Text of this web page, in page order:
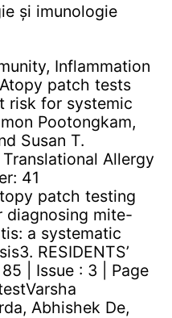
și imunologie
Inflammation
patch tests
risk for systemic
Pootongkam,
Susan T.
Allergy
41
patch testing
mite-
a systematic
3. RESIDENTS’
| Issue : 3 | Page
Varsha
Abhishek De,